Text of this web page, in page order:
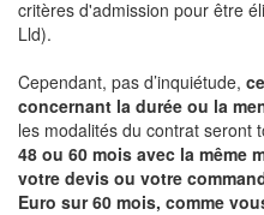
critères d'admission pour être
Lld).
Cependant, pas d’inquiétude,
concernant la durée ou la
les modalités du contrat seront
48 ou 60 mois avec la même
votre devis ou votre
Euro sur 60 mois, comme